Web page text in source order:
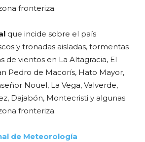
fronteriza.
que incide sobre el país
y tronadas aisladas, tormentas
de vientos en La Altagracia, El
Pedro de Macorís, Hato Mayor,
Nouel, La Vega, Valverde,
Dajabón, Montecristi y algunas
fronteriza.
de Meteorología